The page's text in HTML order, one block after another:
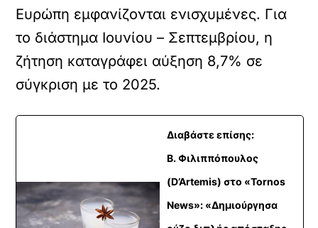
Ευρώπη εμφανίζονται ενισχυμένες. Για
το διάστημα Ιουνίου – Σεπτεμβρίου, η
ζήτηση καταγράφει αύξηση 8,7% σε
σύγκριση με το 2025.
Διαβάστε επίσης:
Β. Φιλιππόπουλος
(D’Artemis) στο «Tornos
News»: «Δημιούργησα